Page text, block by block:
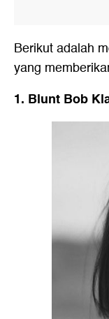
Berikut adalah
yang
1. Blunt Bob